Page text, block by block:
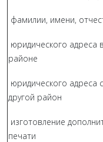
фамилии, имени,
юридического адреса
районе
юридического адреса
другой район
изготовление
печати